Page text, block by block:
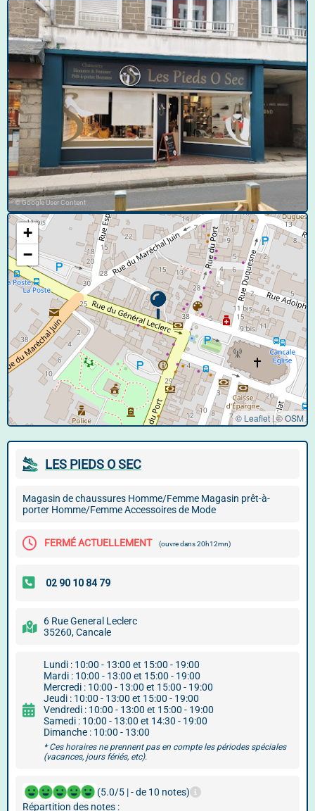
© Google User Content
+
−
© Leaflet |©OSM
LES PIEDS O SEC
Magasin de chaussures Homme/Femme Magasin prêt-à-
porter Homme/Femme Accessoires de Mode
FERMÉ ACTUELLEMENT (ouvre dans 20h12mn)
6 Rue General Leclerc
35260, Cancale
Lundi : 10:00 - 13:00 et 15:00 - 19:00
Mardi : 10:00 - 13:00 et 15:00 - 19:00
Mercredi : 10:00 - 13:00 et 15:00 - 19:00
Jeudi : 10:00 - 13:00 et 15:00 - 19:00
Vendredi : 10:00 - 13:00 et 15:00 - 19:00
Samedi : 10:00 - 13:00 et 14:30 - 19:00
Dimanche : 10:00 - 13:00
* Ces horaires ne prennent pas en compte les périodes spéciales
(vacances, jours fériés, etc).
(5.0/5 | - de 10 notes)
Répartition des notes :